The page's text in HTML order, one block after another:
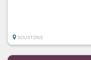
SOUSTONS